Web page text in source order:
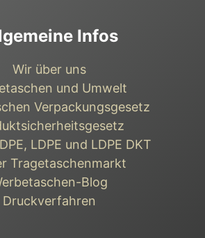
Infos
Wir über uns
und Umwelt
Verpackungsgesetz
LDPE und LDPE DKT
Tragetaschenmarkt
Blog
Druckverfahren